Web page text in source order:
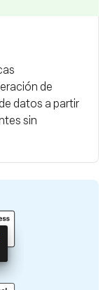
de
datos a partir
sin